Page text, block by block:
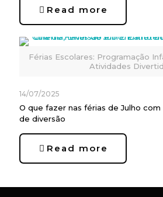
Read more
Férias Escolares: Programação
Atividades
14/07/2025
O que fazer nas férias de Julho com
de diversão
Read more